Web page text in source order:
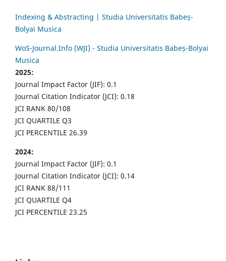
Indexing & Abstracting | Studia Universitatis Babeș-
Bolyai Musica
WoS-Journal.Info (WJI) - Studia Universitatis Babeș-Bolyai
Musica
2025:
Journal Impact Factor (JIF): 0.1
Journal Citation Indicator (JCI): 0.18
JCI RANK 80/108
JCI QUARTILE Q3
JCI PERCENTILE 26.39
2024:
Journal Impact Factor (JIF): 0.1
Journal Citation Indicator (JCI): 0.14
JCI RANK 88/111
JCI QUARTILE Q4
JCI PERCENTILE 23.25